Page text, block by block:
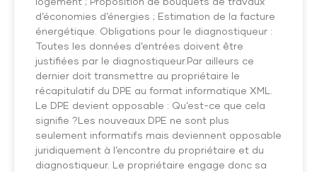
d’économies d’énergies ; Estimation de la facture
énergétique. Obligations pour le diagnostiqueur :
Toutes les données d’entrées doivent être
justifiées par le diagnostiqueur.Par ailleurs ce
dernier doit transmettre au propriétaire le
récapitulatif du DPE au format informatique XML.
Le DPE devient opposable : Qu’est-ce que cela
signifie ?Les nouveaux DPE ne sont plus
seulement informatifs mais deviennent opposable
juridiquement à l’encontre du propriétaire et du
diagnostiqueur. Le propriétaire engage donc sa